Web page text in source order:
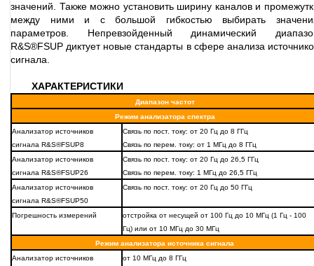
значений. Также можно установить ширину каналов и
между ними и с большой гибкостью выбирать
параметров. Непревзойденный динамический
R&S®FSUP диктует новые стандарты в сфере анализа
сигнала.
ХАРАКТЕРИСТИКИ
Диапазон частот
Режим анализатора спектра
Анализатор источников
сигнала R&S®FSUP8
Связь по пост. току: от 20 Гц до 8 ГГц
Связь по перем. току: от 1 МГц до 8 ГГц
Анализатор источников
сигнала R&S®FSUP26
Связь по пост. току: от 20 Гц до 26,5 ГГц
Связь по перем. току: 1 МГц до 26,5 ГГц
Анализатор источников
сигнала R&S®FSUP50
Связь по пост. току: от 20 Гц до 50 ГГц
Погрешность измерений
отстройка от несущей от 100 Гц до 10 МГц (1 Гц - 100
Гц) или от 10 МГц до 30 МГц
Режим анализатора источника сигнала
Анализатор источников
от 10 МГц до 8 ГГц